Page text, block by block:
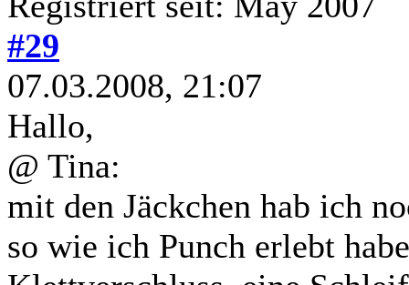
#29
07.03.2008, 21:07
Hallo,
@ Tina:
mit den Jäckchen hab ich
so wie ich Punch erlebt